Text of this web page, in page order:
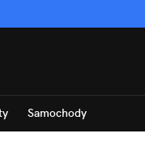
Samochody